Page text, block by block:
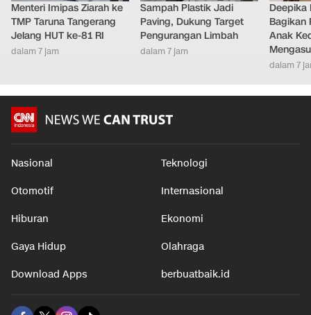
Menteri Imipas Ziarah ke
TMP Taruna Tangerang
Jelang HUT ke-81 RI
dalam 7 jam
Sampah Plastik Jadi
Paving, Dukung Target
Pengurangan Limbah
dalam 7 jam
Deepika
Bagikan
Anak
dalam 7
Nasional Teknologi
Otomotif Internasional
Hiburan Ekonomi
Gaya Hidup Olahraga
Download Apps berbuatbaik.id